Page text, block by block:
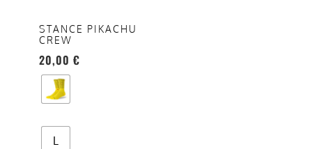
STANCE PIKACHU
CREW
20,00 €
L
opzioni
possono
essere
scelte
nella
del